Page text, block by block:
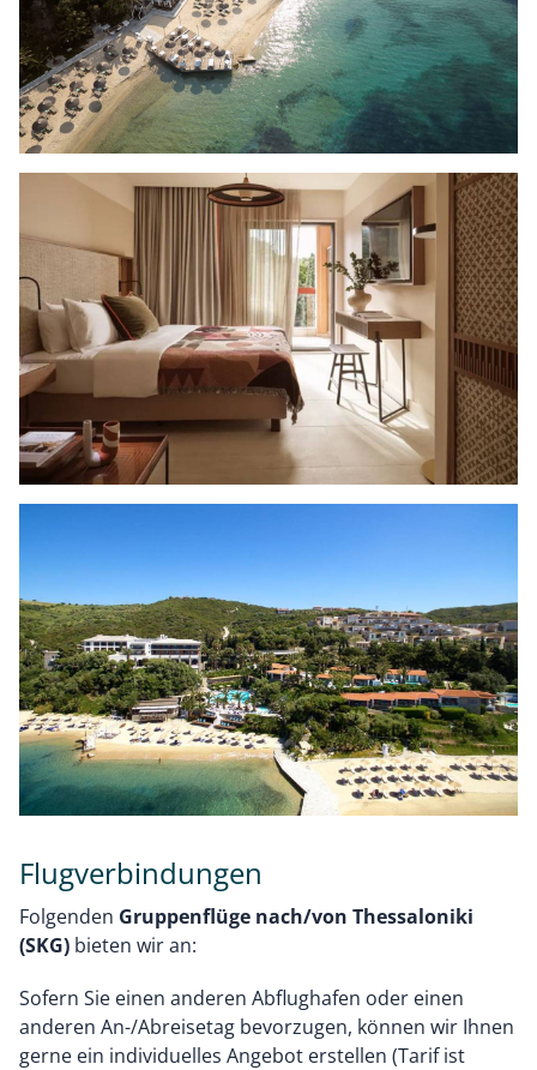
Flugverbindungen
Folgenden Gruppenflüge nach/von Thessaloniki
(SKG) bieten wir an:
Sofern Sie einen anderen Abflughafen oder einen
anderen An-/Abreisetag bevorzugen, können wir Ihnen
gerne ein individuelles Angebot erstellen (Tarif ist